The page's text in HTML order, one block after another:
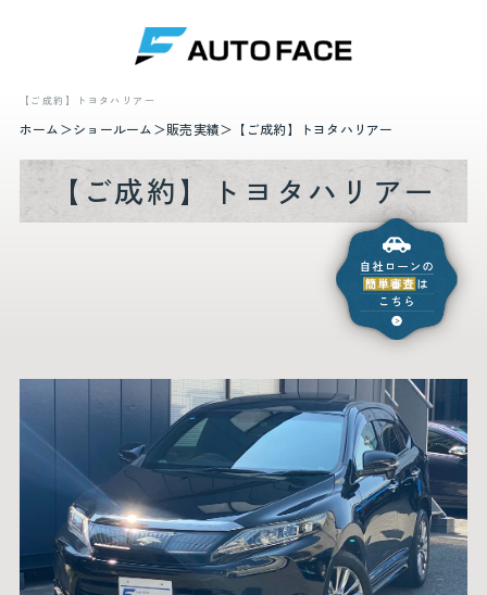
【ご成約】トヨタハリアー
ホーム ショールーム 販売実績 【ご成約】トヨタハリアー
【ご成約】トヨタハリアー